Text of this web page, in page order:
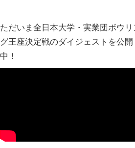
ただいま全日本大学・実業団ボウリ
グ王座決定戦のダイジェストを公開
中！